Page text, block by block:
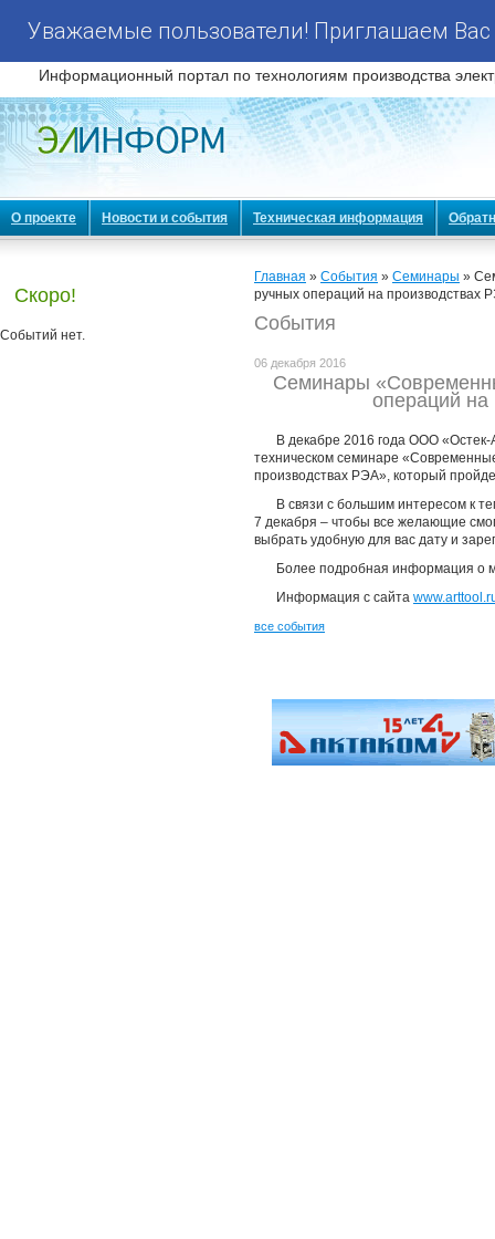
Уважаемые пользователи! Приглашаем
Информационный портал по технологиям производства
О проекте Новости и события Техническая информация
Скоро!
Событий нет.
Главная » События » Семинары »
ручных операций на производствах
События
06 декабря 2016
Семинары
операций
В декабре 2016 года ООО «Остек-
техническом семинаре
производствах РЭА», который
В связи с большим интересом к
7 декабря – чтобы все желающие
выбрать удобную для вас дату и
Более подробная информация о
Информация с сайта
все события